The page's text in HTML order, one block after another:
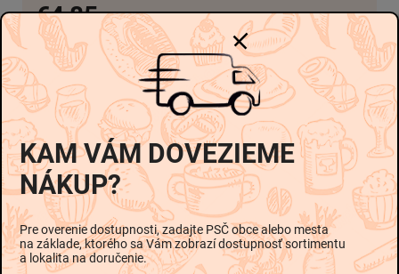
€4,85
€4,85 / 1 kg
Pridať do košíka
Popis Hodnotenie Diskusia
Podrobný popis
-
-
KAM VÁM DOVEZIEME
NÁKUP?
Pre overenie dostupnosti, zadajte PSČ obce alebo mesta
na základe, ktorého sa Vám zobrazí dostupnosť sortimentu
a lokalita na doručenie.